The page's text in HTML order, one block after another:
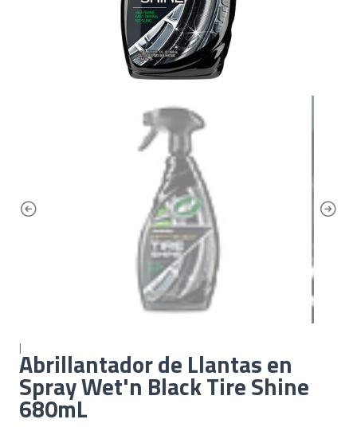
|Abrillantador de Llantas en
Spray Wet'n Black Tire Shine
680mL